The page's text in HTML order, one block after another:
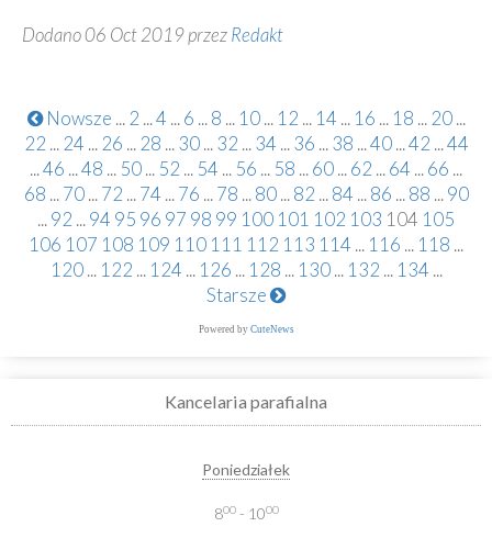
Dodano 06 Oct 2019 przezRedakt
Nowsze ... 2 ...4 ... 6 ... 8 ... 10 ... 12 ... 14 ... 16 ... 18 ... 20 ...
22 ... 24 ... 26 ... 28 ... 30 ... 32 ... 34 ... 36 ... 38 ...40 ...42 ...44
...46 ...48 ... 50... 52 ... 54 ... 56 ... 58 ...60...62 ...64 ...66 ...
68 ... 70 ... 72 ... 74 ... 76 ... 78 ... 80 ... 82 ... 84 ... 86 ... 88 ... 90
...92 ...94 95 96 97 98 99 100 101 102 103 104 105
106 107 108 109 110 111 112 113 114 ... 116 ... 118 ...
120 ... 122 ... 124 ... 126 ... 128 ... 130 ... 132 ... 134 ...
Starsze
Powered by CuteNews
Kancelaria parafialna
Poniedziałek
800- 1000